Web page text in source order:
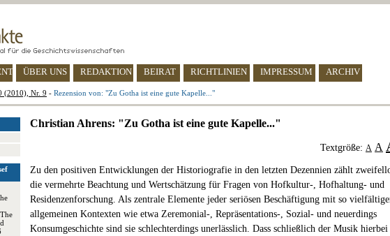
ÜBER UNS REDAKTION BEIRAT RICHTLINIEN IMPRESSUM ARCHIV
(2010), Nr. 9 - Rezension von: "Zu Gotha ist eine gute Kapelle..."
Christian Ahrens: "Zu Gotha ist eine gute Kapelle..."
Textgröße: A A
Zu den positiven Entwicklungen der Historiografie in den letzten Dezennien zählt
die vermehrte Beachtung und Wertschätzung für Fragen von Hofkultur-, Hofhaltung- und
Residenzenforschung. Als zentrale Elemente jeder seriösen Beschäftigung mit so
allgemeinen Kontexten wie etwa Zeremonial-, Repräsentations-, Sozial- und neuerdings
Konsumgeschichte sind sie schlechterdings unerlässlich. Dass schließlich der Musik hierbei